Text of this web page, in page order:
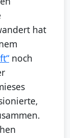
hat
noch